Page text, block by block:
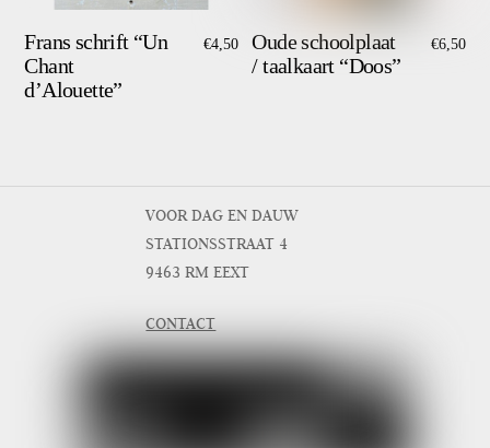
Frans schrift “Un
Chant
d’Alouette”
€4,50
Oude schoolplaat
/ taalkaart “Doos”
€6,50
VOOR DAG EN DAUW
STATIONSSTRAAT 4
9463 RM EEXT
CONTACT